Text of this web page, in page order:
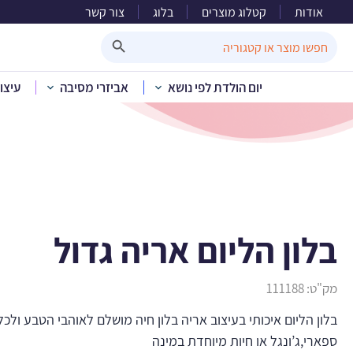
אודות קטלוג מוצרים בלוג צור קשר
for:
יום הולדת לפי נושא אביזרי מסיבה
בית»קטלוג
בלון הליום אריה גדול
מק"ט:111188
בלון הליום איכותי בעיצוב אריה בלון חיה מושלם לאוהבי הטבע
ספארי,ג’ונגל או חיות מיוחדת במינה